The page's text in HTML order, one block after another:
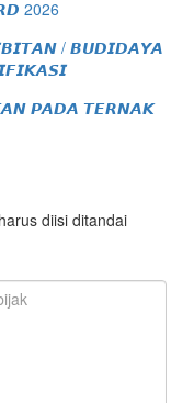
2026
/ 𝘽𝙐𝘿𝙄𝘿𝘼𝙔𝘼
𝙋𝘼𝘿𝘼 𝙏𝙀𝙍𝙉𝘼𝙆
diisi ditandai